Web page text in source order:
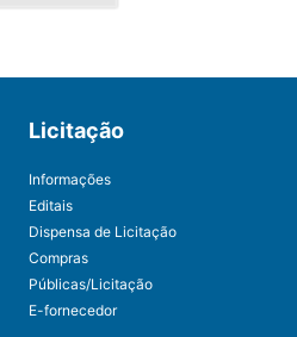
Licitação
Informações
Editais
Dispensa de Licitação
Compras
Públicas/Licitação
E-fornecedor